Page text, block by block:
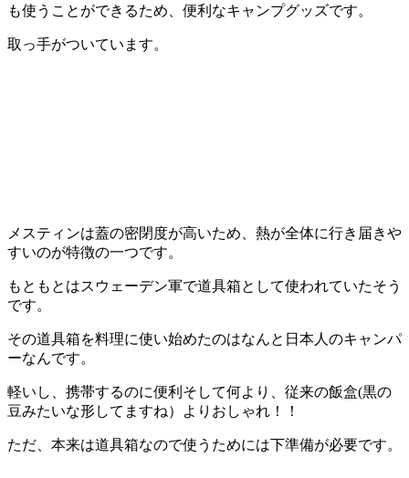
も使うことができるため、便利なキャンプグッズです。
取っ手がついています。
メスティンは蓋の密閉度が高いため、熱が全体に行き届きや
すいのが特徴の一つです。
もともとはスウェーデン軍で道具箱として使われていたそう
です。
その道具箱を料理に使い始めたのはなんと日本人のキャンパ
ーなんです。
軽いし、携帯するのに便利そして何より、従来の飯盒(黒の
豆みたいな形してますね）よりおしゃれ！！
ただ、本来は道具箱なので使うためには下準備が必要です。